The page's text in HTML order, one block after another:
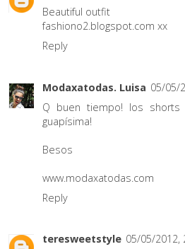
Beautiful outfit
fashiono2.blogspot.com xx
Reply
Modaxatodas. Luisa 05/05/
Q buen tiempo! los shorts
guapísima!
Besos
www.modaxatodas.com
Reply
teresweetstyle 05/05/2012,